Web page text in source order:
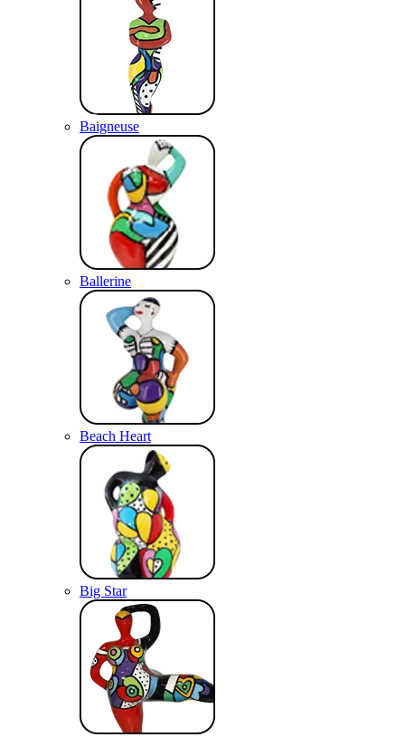
Baigneuse
Ballerine
Beach Heart
Big Star